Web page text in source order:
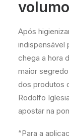
Após
indispensável
chega a hora
maior
dos produtos
Rodolfo
apostar na
“Para a